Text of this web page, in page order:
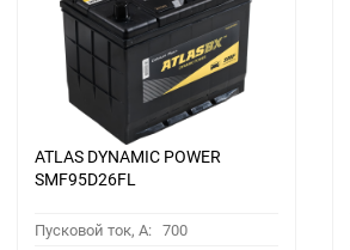
ATLAS DYNAMIC POWER
SMF95D26FL
Пусковой ток, A: 700